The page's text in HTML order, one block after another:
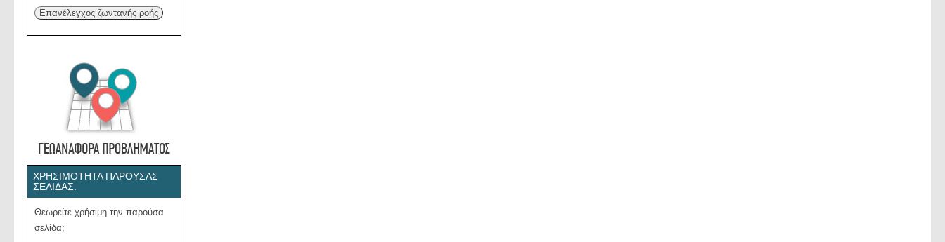
Επανέλεγχος ζωντανής ροής
ΧΡΗΣΙΜΌΤΗΤΑ ΠΑΡΟΎΣΑΣ
ΣΕΛΊΔΑΣ.
Θεωρείτε χρήσιμη την παρούσα
σελίδα;